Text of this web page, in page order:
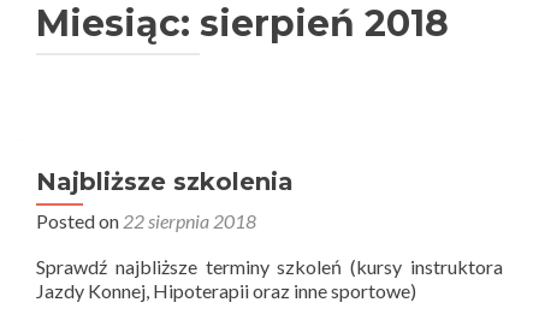
Miesiąc: sierpień 2018
Najbliższe szkolenia
Posted on 22 sierpnia 2018
Sprawdź najbliższe terminy szkoleń (kursy instruktora
Jazdy Konnej, Hipoterapii oraz inne sportowe)